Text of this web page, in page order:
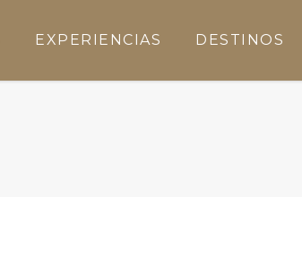
EXPERIENCIAS DESTINOS